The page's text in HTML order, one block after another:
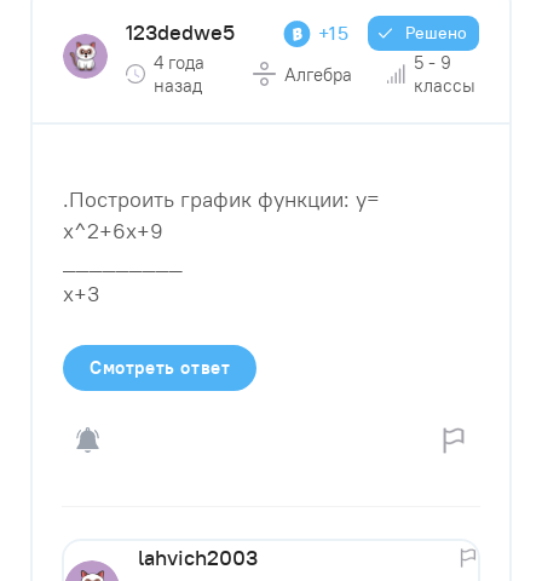
123dedwe5 +15 Решено
4 года
назад
Алгебра
5 - 9
классы
.Построить график функции: y=
x^2+6x+9
x+3
Смотреть ответ
lahvich2003